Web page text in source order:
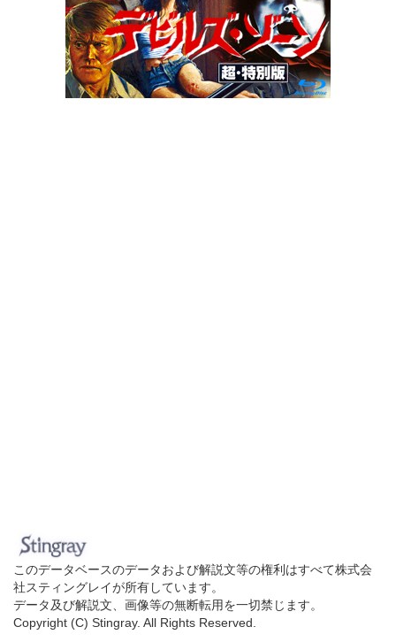
このデータベースのデータおよび解説文等の権利はすべて株式会
社スティングレイが所有しています。
データ及び解説文、画像等の無断転用を一切禁じます。
Copyright (C) Stingray. All Rights Reserved.